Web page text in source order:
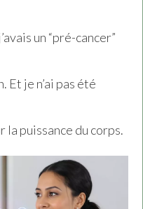
un “pré-cancer”
Et je n’ai pas été
la puissance du corps.